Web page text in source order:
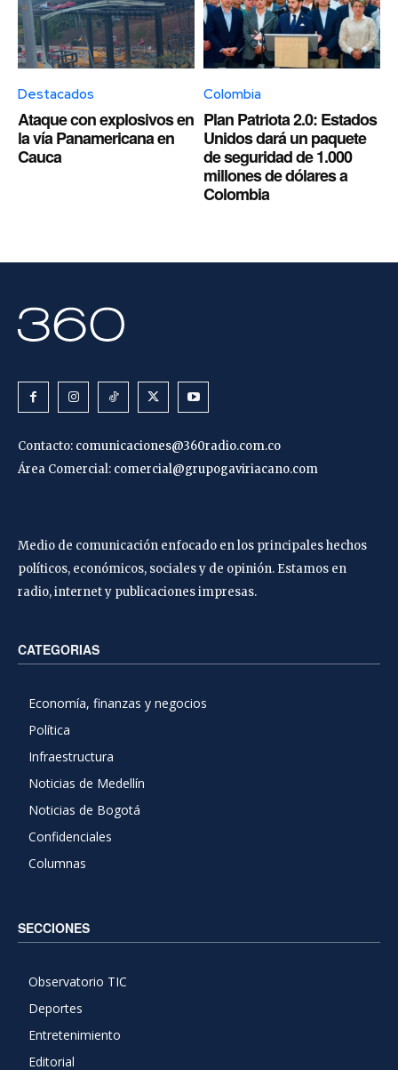
Destacados
Ataque con explosivos en
la vía Panamericana en
Cauca
Colombia
Plan Patriota 2.0: Estados
Unidos dará un paquete
de seguridad de 1.000
millones de dólares a
Colombia
Contacto: comunicaciones@360radio.com.co
Área Comercial: comercial@grupogaviriacano.com
Medio de comunicación enfocado en los principales hechos
políticos, económicos, sociales y de opinión. Estamos en
radio, internet y publicaciones impresas.
CATEGORIAS
Economía, finanzas y negocios
Política
Infraestructura
Noticias de Medellín
Noticias de Bogotá
Confidenciales
Columnas
SECCIONES
Observatorio TIC
Deportes
Entretenimiento
Editorial